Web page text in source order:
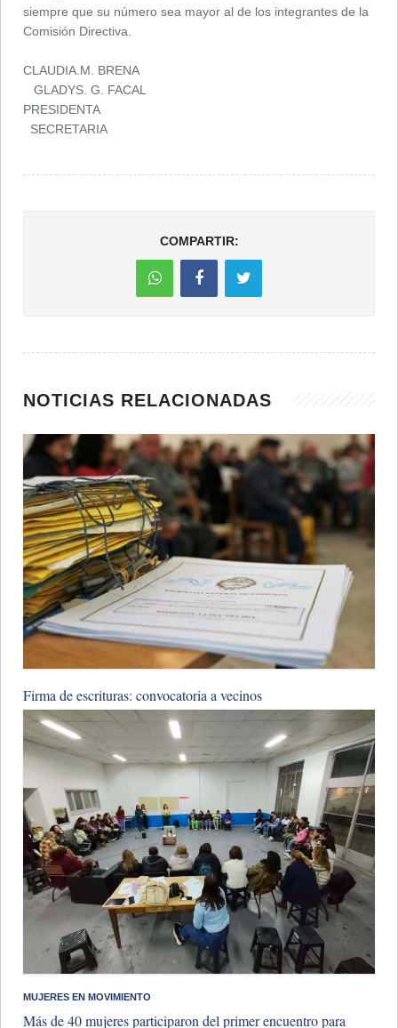
siempre que su número sea mayor al de los integrantes de la
Comisión Directiva.
CLAUDIA.M. BRENA
GLADYS. G. FACAL
PRESIDENTA
SECRETARIA
COMPARTIR:
NOTICIAS RELACIONADAS
Firma de escrituras: convocatoria a vecinos
MUJERES EN MOVIMIENTO
Más de 40 mujeres participaron del primer encuentro para